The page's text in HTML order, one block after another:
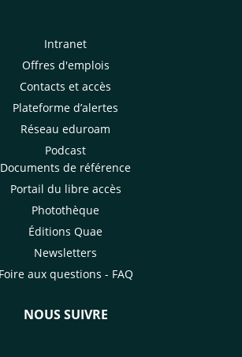
Intranet
Offres d'emplois
Contacts et accès
Plateforme d’alertes
Réseau eduroam
Podcast
Documents de référence
Portail du libre accès
Photothèque
Éditions Quae
Newsletters
Foire aux questions - FAQ
NOUS SUIVRE